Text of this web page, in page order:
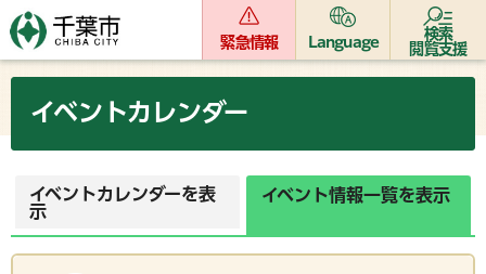
緊急情報 Language
検索
閲覧支援
イベントカレンダー
イベントカレンダーを表
示
イベント情報一覧を表示